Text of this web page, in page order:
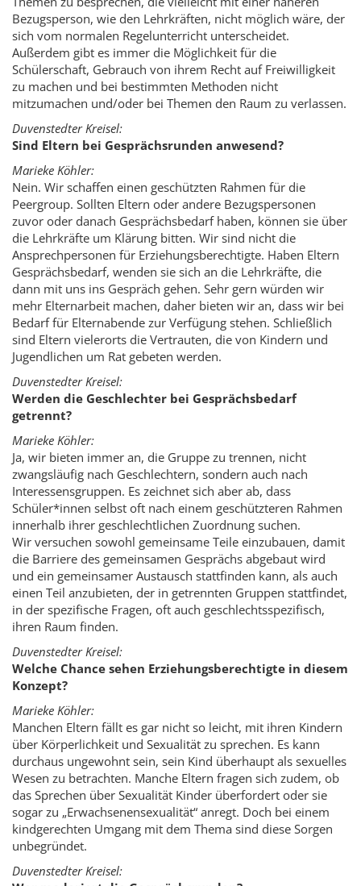
Bezugsperson, wie den Lehrkräften, nicht möglich wäre, der
sich vom normalen Regelunterricht unterscheidet.
Außerdem gibt es immer die Möglichkeit für die
Schülerschaft, Gebrauch von ihrem Recht auf Freiwilligkeit
zu machen und bei bestimmten Methoden nicht
mitzumachen und/oder bei Themen den Raum zu verlassen.
Duvenstedter Kreisel:
Sind Eltern bei Gesprächsrunden anwesend?
Marieke Köhler:
Nein. Wir schaffen einen geschützten Rahmen für die
Peergroup. Sollten Eltern oder andere Bezugspersonen
zuvor oder danach Gesprächsbedarf haben, können sie über
die Lehrkräfte um Klärung bitten. Wir sind nicht die
Ansprechpersonen für Erziehungsberechtigte. Haben Eltern
Gesprächsbedarf, wenden sie sich an die Lehrkräfte, die
dann mit uns ins Gespräch gehen. Sehr gern würden wir
mehr Elternarbeit machen, daher bieten wir an, dass wir bei
Bedarf für Elternabende zur Verfügung stehen. Schließlich
sind Eltern vielerorts die Vertrauten, die von Kindern und
Jugendlichen um Rat gebeten werden.
Duvenstedter Kreisel:
Werden die Geschlechter bei Gesprächsbedarf
getrennt?
Marieke Köhler:
Ja, wir bieten immer an, die Gruppe zu trennen, nicht
zwangsläufig nach Geschlechtern, sondern auch nach
Interessensgruppen. Es zeichnet sich aber ab, dass
Schüler*innen selbst oft nach einem geschützteren Rahmen
innerhalb ihrer geschlechtlichen Zuordnung suchen.
Wir versuchen sowohl gemeinsame Teile einzubauen, damit
die Barriere des gemeinsamen Gesprächs abgebaut wird
und ein gemeinsamer Austausch stattfinden kann, als auch
einen Teil anzubieten, der in getrennten Gruppen stattfindet,
in der spezifische Fragen, oft auch geschlechtsspezifisch,
ihren Raum finden.
Duvenstedter Kreisel:
Welche Chance sehen Erziehungsberechtigte in diesem
Konzept?
Marieke Köhler:
Manchen Eltern fällt es gar nicht so leicht, mit ihren Kindern
über Körperlichkeit und Sexualität zu sprechen. Es kann
durchaus ungewohnt sein, sein Kind überhaupt als sexuelles
Wesen zu betrachten. Manche Eltern fragen sich zudem, ob
das Sprechen über Sexualität Kinder überfordert oder sie
sogar zu „Erwachsenensexualität“ anregt. Doch bei einem
kindgerechten Umgang mit dem Thema sind diese Sorgen
unbegründet.
Duvenstedter Kreisel: